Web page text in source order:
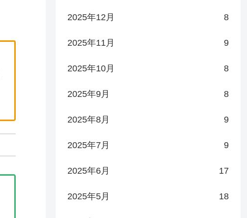
2025年12月 8
2025年11月 9
2025年10月 8
2025年9月 8
2025年8月 9
2025年7月 9
2025年6月 17
2025年5月 18